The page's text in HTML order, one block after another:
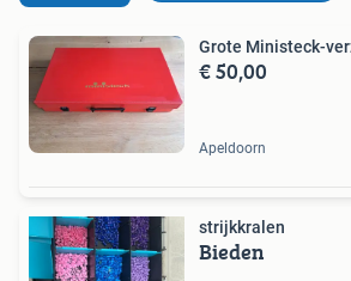
Grote Ministeck-
€ 50,00
Apeldoorn
strijkkralen
Bieden